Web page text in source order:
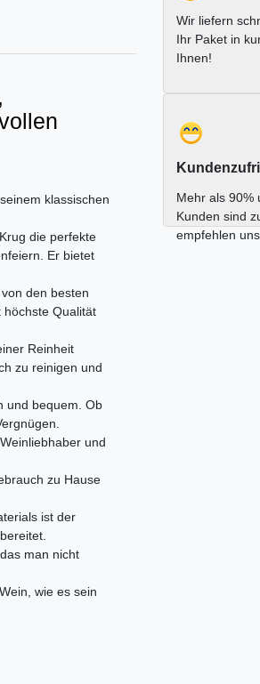
klassischen
die perfekte
Er bietet
den besten
höchste Qualität
Reinheit
zu reinigen und
und bequem. Ob
und
zu Hause
ist der
man nicht
wie es sein
Wir liefern
Ihr Paket in
Ihnen!
Mehr als 90%
Kunden sind
empfehlen